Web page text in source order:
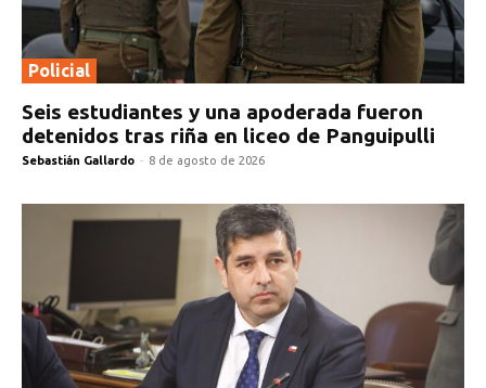
Policial
Seis estudiantes y una apoderada fueron
detenidos tras riña en liceo de Panguipulli
Sebastián Gallardo - 8 de agosto de 2026